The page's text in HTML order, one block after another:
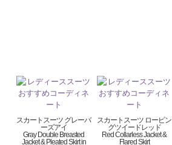
スカートスーツ グレーバ
ーズアイ
Gray Double Breasted
Jacket & Pleated Skirt in
スカートスーツ ロービン
グツイードレッド
Red Collarless Jacket &
Flared Skirt